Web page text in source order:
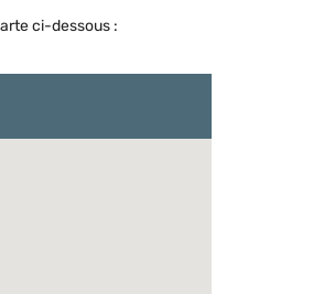
ci-dessous :